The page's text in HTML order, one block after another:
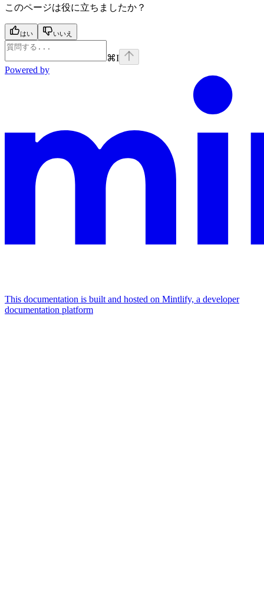
このページは役に立ちましたか？
はい いいえ
⌘I
Powered by
This documentation is built and hosted on Mintlify, a developer
documentation platform